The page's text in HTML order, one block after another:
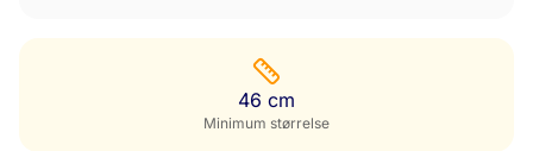
46 cm
Minimum størrelse